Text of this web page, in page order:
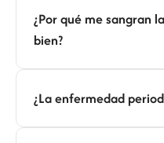
¿Por qué me sangran
bien?
¿La enfermedad